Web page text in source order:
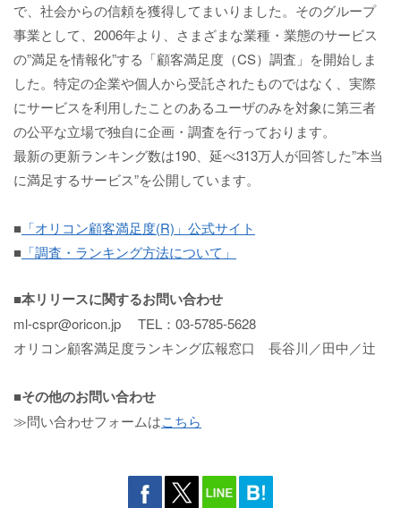
で、社会からの信頼を獲得してまいりました。そのグループ
事業として、2006年より、さまざまな業種・業態のサービス
の”満足を情報化”する「顧客満足度（CS）調査」を開始しま
した。特定の企業や個人から受託されたものではなく、実際
にサービスを利用したことのあるユーザのみを対象に第三者
の公平な立場で独自に企画・調査を行っております。
最新の更新ランキング数は190、延べ313万人が回答した”本当
に満足するサービス”を公開しています。
■ 「オリコン顧客満足度(R)」公式サイト
■ 「調査・ランキング方法について」
■本リリースに関するお問い合わせ
ml-cspr@oricon.jp TEL：03-5785-5628
オリコン顧客満足度ランキング広報窓口 長谷川／田中／辻
■その他のお問い合わせ
≫問い合わせフォームはこちら